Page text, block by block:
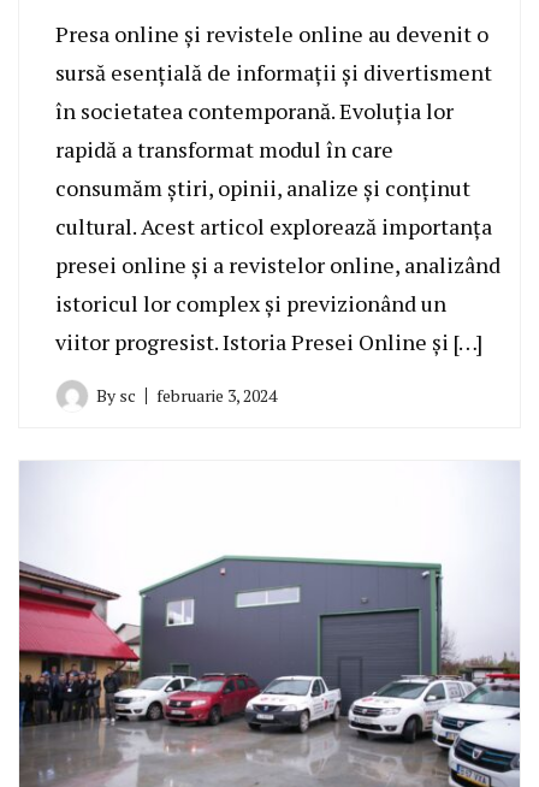
Presa online și revistele online au devenit o
sursă esențială de informații și divertisment
în societatea contemporană. Evoluția lor
rapidă a transformat modul în care
consumăm știri, opinii, analize și conținut
cultural. Acest articol explorează importanța
presei online și a revistelor online, analizând
istoricul lor complex și previzionând un
viitor progresist. Istoria Presei Online și […]
By sc februarie 3, 2024